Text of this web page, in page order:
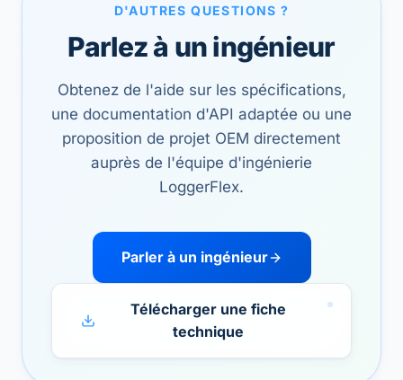
D'AUTRES QUESTIONS ?
Parlez à un ingénieur
Obtenez de l'aide sur les spécifications,
une documentation d'API adaptée ou une
proposition de projet OEM directement
auprès de l'équipe d'ingénierie
LoggerFlex.
Parler à un ingénieur
Télécharger une fiche
technique